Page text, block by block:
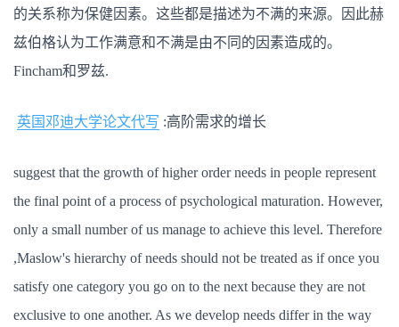
的关系称为保健因素。这些都是描述为不满的来源。因此赫
兹伯格认为工作满意和不满是由不同的因素造成的。
Fincham和罗兹.
英国邓迪大学论文代写 :高阶需求的增长
suggest that the growth of higher order needs in people represent
the final point of a process of psychological maturation. However,
only a small number of us manage to achieve this level. Therefore
,Maslow's hierarchy of needs should not be treated as if once you
satisfy one category you go on to the next because they are not
exclusive to one another. As we develop needs differ in the way